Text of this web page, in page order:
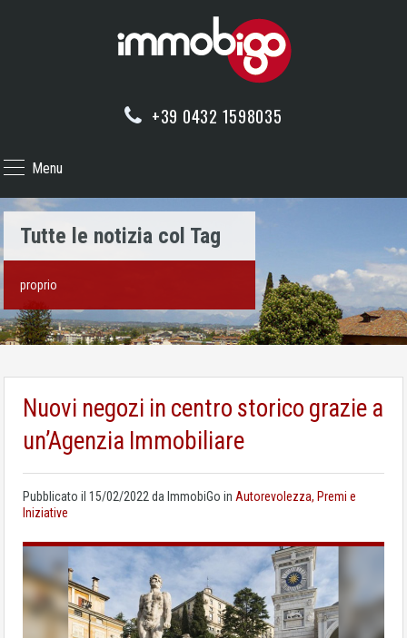
+39 0432 1598035
Menu
Tutte le notizia col Tag
proprio
Nuovi negozi in centro storico grazie a
un’Agenzia Immobiliare
Pubblicato il 15/02/2022 da ImmobiGo in Autorevolezza, Premi e
Iniziative